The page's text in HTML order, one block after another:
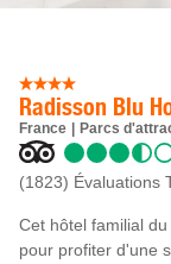
Radisson Blu
France Parcs
(1823) Évaluations
Cet hôtel familial du
pour profiter d'une